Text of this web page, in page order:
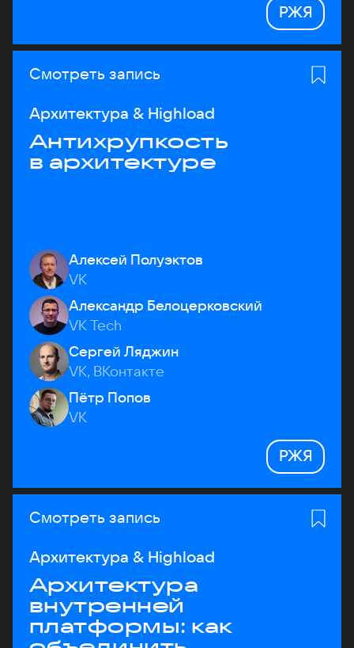
РЖЯ
Смотреть запись
Архитектура & Highload
Антихрупкость
в архитектуре
Алексей Полуэктов
VK
Александр Белоцерковский
VK Tech
Сергей Ляджин
VK, ВКонтакте
Пётр Попов
VK
РЖЯ
Смотреть запись
Архитектура & Highload
Архитектура
внутренней
платформы: как